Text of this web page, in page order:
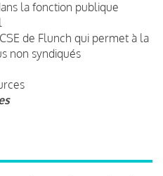
la fonction publique
de Flunch qui permet à la
non syndiqués